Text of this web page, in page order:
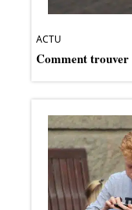
ACTU
Comment trouver